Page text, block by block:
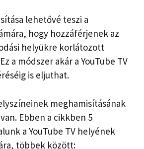
lehetővé teszi a
hogy hozzáférjenek az
helyükre korlátozott
a módszer akár a YouTube TV
is eljuthat.
meghamisításának
Ebben a cikkben 5
a YouTube TV helyének
többek között: